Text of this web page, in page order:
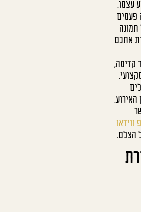
עצמו.
פעמים
תמונה
אתכם
קדימה,
האירוע.
ווידאו
הצלם.